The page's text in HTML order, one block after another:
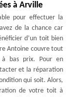
à Arville
pour effectuer la
de la chance car
d’un toit bien
Antoine couvre tout
à bas prix. Pour en
et la réparation
qui soit. Alors,
de votre toit à